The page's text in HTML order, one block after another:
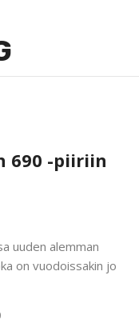
690 -piiriin
uuden alemman
on vuodoissakin jo